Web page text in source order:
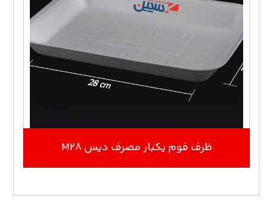
ظرف فوم یکبار مصرف دیس M28